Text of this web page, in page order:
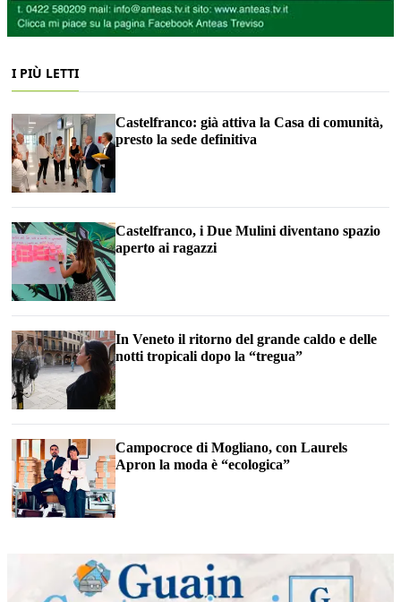
I PIÙ LETTI
Castelfranco: già attiva la Casa di comunità,
presto la sede definitiva
Castelfranco, i Due Mulini diventano spazio
aperto ai ragazzi
In Veneto il ritorno del grande caldo e delle
notti tropicali dopo la “tregua”
Campocroce di Mogliano, con Laurels
Apron la moda è “ecologica”